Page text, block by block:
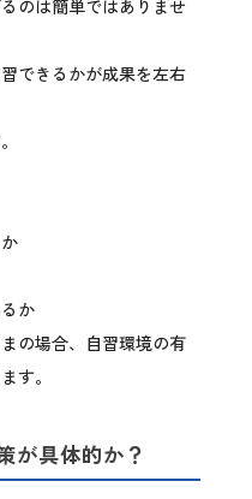
のは簡単ではありませ
できるかが成果を左右
か
の場合、自習環境の有
す。
が具体的か？